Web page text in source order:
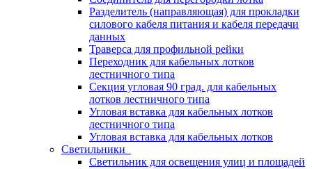
Разделитель (направляющая) для прокладки
силового кабеля питания и кабеля передачи
данных
Траверса для профильной рейки
Переходник для кабельных лотков
лестничного типа
Секция угловая 90 град. для кабельных
лотков лестничного типа
Угловая вставка для кабельных лотков
лестничного типа
Угловая вставка для кабельных лотков
Светильники
Светильник для освещения улиц и площадей